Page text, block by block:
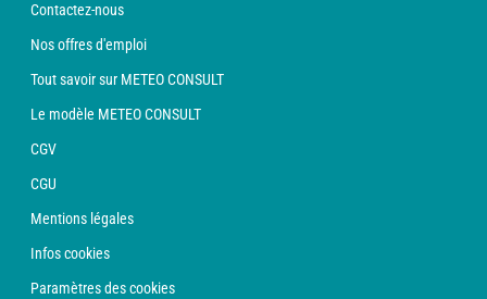
Contactez-nous
Nos offres d'emploi
Tout savoir sur METEO CONSULT
Le modèle METEO CONSULT
CGV
CGU
Mentions légales
Infos cookies
Paramètres des cookies